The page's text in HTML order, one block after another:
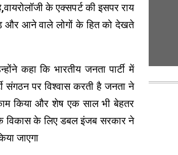
के एक्सपर्ट की इसपर राय
और आने वाले लोगों के हित को देखते
कहा कि भारतीय जनता पार्टी में
संगठन पर विश्वास करती है जनता ने
किया और शेष एक साल भी बेहतर
विकास के लिए डबल इंजब सरकार ने
जाएगा